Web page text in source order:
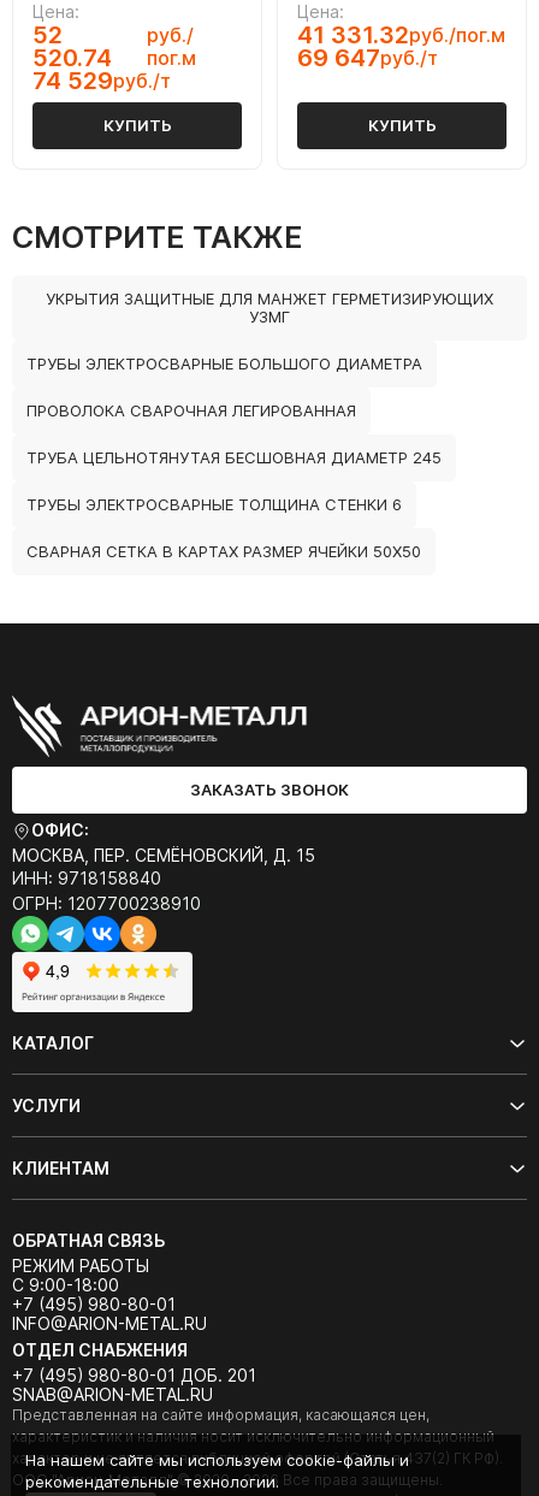
Цена:
52
520.74
руб./
пог.м
74 529руб./т
КУПИТЬ
Цена:
41 331.32руб./пог.м
69 647руб./т
КУПИТЬ
СМОТРИТЕ ТАКЖЕ
УКРЫТИЯ ЗАЩИТНЫЕ ДЛЯ МАНЖЕТ ГЕРМЕТИЗИРУЮЩИХ
УЗМГ
ТРУБЫ ЭЛЕКТРОСВАРНЫЕ БОЛЬШОГО ДИАМЕТРА
ПРОВОЛОКА СВАРОЧНАЯ ЛЕГИРОВАННАЯ
ТРУБА ЦЕЛЬНОТЯНУТАЯ БЕСШОВНАЯ ДИАМЕТР 245
ТРУБЫ ЭЛЕКТРОСВАРНЫЕ ТОЛЩИНА СТЕНКИ 6
СВАРНАЯ СЕТКА В КАРТАХ РАЗМЕР ЯЧЕЙКИ 50Х50
ЗАКАЗАТЬ ЗВОНОК
ОФИС:
МОСКВА, ПЕР. СЕМЁНОВСКИЙ, Д. 15
ИНН: 9718158840
ОГРН: 1207700238910
КАТАЛОГ
УСЛУГИ
КЛИЕНТАМ
ОБРАТНАЯ СВЯЗЬ
РЕЖИМ РАБОТЫ
С 9:00-18:00
+7 (495) 980-80-01
INFO@ARION-METAL.RU
ОТДЕЛ СНАБЖЕНИЯ
+7 (495) 980-80-01 ДОБ. 201
SNAB@ARION-METAL.RU
Представленная на сайте информация, касающаяся цен,
характеристик и наличия носит исключительно информационный
характер и не является публичной офертой (Статья 437(2) ГК РФ).
ООО "Арион-Металл" © 2020 - 2026 Все права защищены.
На нашем сайте мы используем cookie-файлы и
рекомендательные технологии.